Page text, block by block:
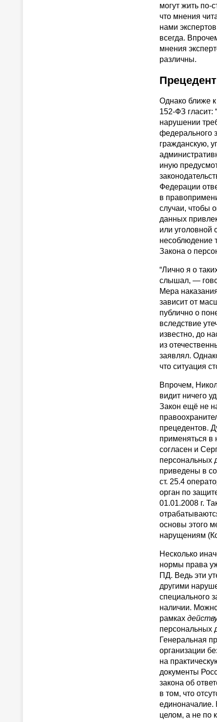
могут жить по-
что мнения
нами
всегда.
мнения
различны.
Однако ближе
152-ФЗ гласит:
нарушении
федерального
гражданскую,
иную
Федерации
в
случаи, чтобы
данных
или уголовной
несоблюдение
Закона о
“Лично я о
слышал, —
Мера
зависит от
публично о
вследствие
известно, до
из
заявлял.
что ситуация
Впрочем,
видит ничего
Закон ещё не
прецедентов.
применяться в
согласен и
персональных
приведены в
ст. 25.4
орган по
01.01.2008 г.
основы этого
нарущениям
Несколько
нормы права
ПД. Ведь эти
другими
специального
наличии.
рамках
персональных
Генеральная
организации
на
документы
закона об
в том, что
единоначалие.
целом, а не по